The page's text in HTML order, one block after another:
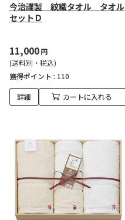
今治謹製 紋織タオル タオル
セットＤ
11,000円
(送料別・税込)
獲得ポイント : 110
詳細 カートに入れる